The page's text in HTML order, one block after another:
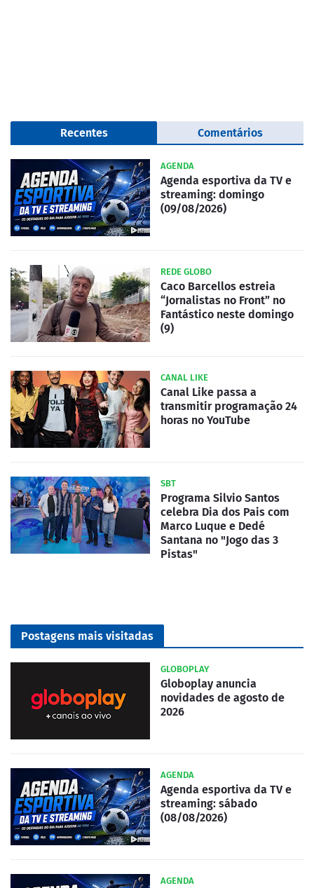
Recentes Comentários
AGENDA
Agenda esportiva da TV e
streaming: domingo
(09/08/2026)
REDE GLOBO
Caco Barcellos estreia
“Jornalistas no Front” no
Fantástico neste domingo
(9)
CANAL LIKE
Canal Like passa a
transmitir programação 24
horas no YouTube
SBT
Programa Silvio Santos
celebra Dia dos Pais com
Marco Luque e Dedé
Santana no "Jogo das 3
Pistas"
Postagens mais visitadas
GLOBOPLAY
Globoplay anuncia
novidades de agosto de
2026
AGENDA
Agenda esportiva da TV e
streaming: sábado
(08/08/2026)
AGENDA